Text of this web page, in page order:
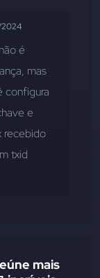
é
mas
configura
e
recebido
txid
mais